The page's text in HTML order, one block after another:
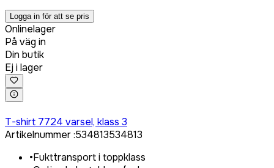
Logga in för att se pris
Onlinelager
På väg in
Din butik
Ej i lager
T-shirt 7724 varsel, klass 3
Artikelnummer:534813534813
•Fukttransport i toppklass